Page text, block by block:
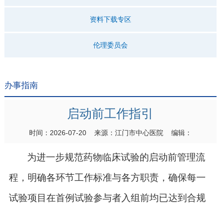
资料下载专区
伦理委员会
办事指南
启动前工作指引
时间：2026-07-20 来源：江门市中心医院 编辑：
为进一步规范药物临床试验的启动前管理流
程，明确各环节工作标准与各方职责，确保每一
试验项目在首例试验参与者入组前均已达到合规